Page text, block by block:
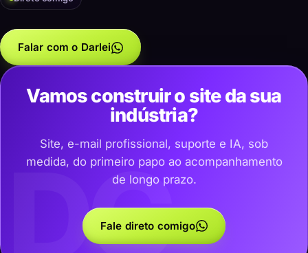
Falar com o Darlei
DC
Vamos construir o site da sua
indústria?
Site, e-mail profissional, suporte e IA, sob
medida, do primeiro papo ao acompanhamento
de longo prazo.
Fale direto comigo